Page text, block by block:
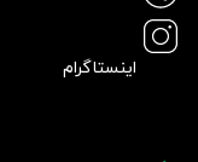
اینستاگرام